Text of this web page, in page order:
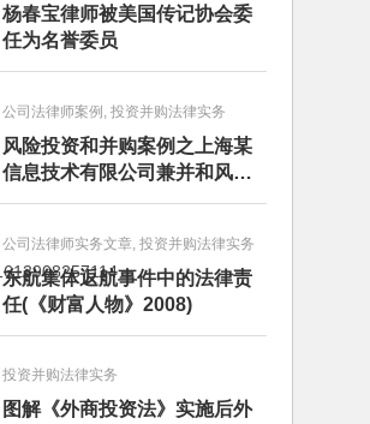
杨春宝律师被美国传记协会委
任为名誉委员
公司法律师案例, 投资并购法律实务
风险投资和并购案例之上海某
信息技术有限公司兼并和风险
投资服务
公司法律师实务文章, 投资并购法律实务
东航集体返航事件中的法律责
任(《财富人物》2008)
投资并购法律实务
图解《外商投资法》实施后外